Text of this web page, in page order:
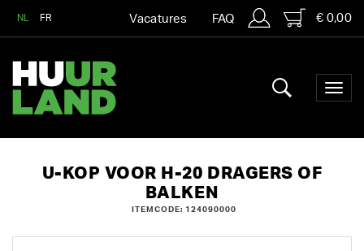
NL FR Vacatures FAQ € 0,00
U-KOP VOOR H-20 DRAGERS OF
BALKEN
ITEMCODE: 124090000